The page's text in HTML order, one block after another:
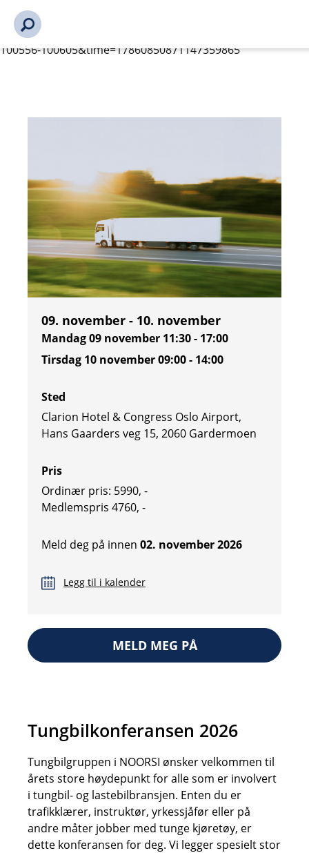
nettbutikk%2Fdokumentert%2Fpersonlofter-prover-fokaa-
engelsk-areial-exam-test%2Ftungbilkonferansen-2026-
100556-100605&time=17860850871147359865